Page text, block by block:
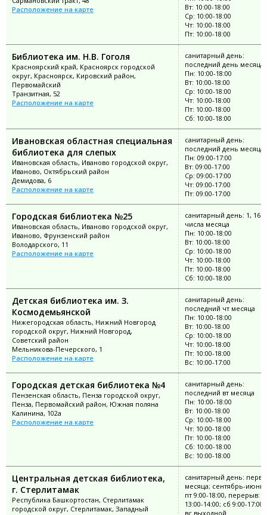
Расположение на карте
Вт: 10:00-18:00
Ср: 10:00-18:00
Чт: 10:00-18:00
Пт: 10:00-18:00
Библиотека им. Н.В. Гоголя
Красноярский край, Красноярск городской
округ, Красноярск, Кировский район,
Первомайский
Транзитная, 52
Расположение на карте
санитарный день:
последний день месяца
Пн: 10:00-18:00
Вт: 10:00-18:00
Ср: 10:00-18:00
Чт: 10:00-18:00
Пт: 10:00-18:00
Сб: 10:00-18:00
Ивановская областная специальная
библиотека для слепых
Ивановская область, Иваново городской округ,
Иваново, Октябрьский район
Демидова, 6
Расположение на карте
санитарный день:
последний день месяца
Пн: 09:00-17:00
Вт: 09:00-17:00
Ср: 09:00-17:00
Чт: 09:00-17:00
Пт: 09:00-17:00
Городская библиотека №25
Ивановская область, Иваново городской округ,
Иваново, Фрунзенский район
Володарского, 11
Расположение на карте
санитарный день: 1, 16
числа месяца
Пн: 10:00-18:00
Вт: 10:00-18:00
Ср: 10:00-18:00
Чт: 10:00-18:00
Пт: 10:00-18:00
Сб: 10:00-18:00
Детская библиотека им. З.
Космодемьянской
Нижегородская область, Нижний Новгород
городской округ, Нижний Новгород,
Советский район
Мельникова-Печерского, 1
Расположение на карте
санитарный день:
последний чт месяца
Пн: 10:00-18:00
Вт: 10:00-18:00
Ср: 10:00-18:00
Чт: 10:00-18:00
Пт: 10:00-18:00
Вс: 10:00-17:00
Городская детская библиотека №4
Пензенская область, Пенза городской округ,
Пенза, Первомайский район, Южная поляна
Калинина, 102а
Расположение на карте
санитарный день:
последний вт месяца
Пн: 10:00-18:00
Вт: 10:00-18:00
Ср: 10:00-18:00
Чт: 10:00-18:00
Пт: 10:00-18:00
Сб: 10:00-18:00
Вс: 10:00-18:00
Центральная детская библиотека,
г. Стерлитамак
Республика Башкортостан, Стерлитамак
городской округ, Стерлитамак, Западный
санитарный день:
месяца; сентябрь-июнь:
пт 9:00-18:00, перерыв:
13:00-14:00; сб 9:00-
вс выходной